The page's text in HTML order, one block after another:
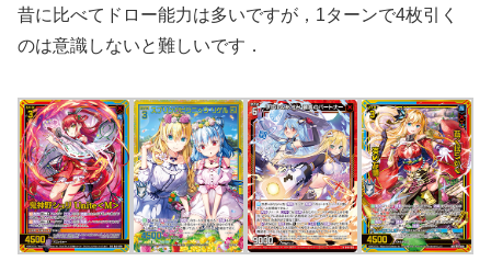
昔に比べてドロー能力は多いですが，1ターンで4枚引く
のは意識しないと難しいです．